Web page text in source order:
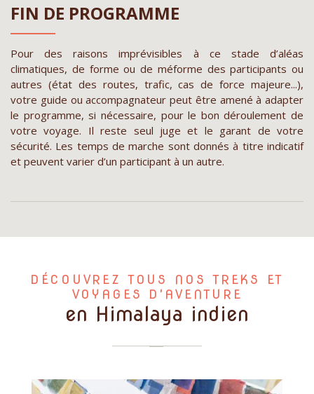
FIN DE PROGRAMME
Pour des raisons imprévisibles à ce stade d’aléas
climatiques, de forme ou de méforme des participants ou
autres (état des routes, trafic, cas de force majeure...),
votre guide ou accompagnateur peut être amené à adapter
le programme, si nécessaire, pour le bon déroulement de
votre voyage. Il reste seul juge et le garant de votre
sécurité. Les temps de marche sont donnés à titre indicatif
et peuvent varier d’un participant à un autre.
DÉCOUVREZ TOUS NOS TREKS ET
VOYAGES D'AVENTURE
en Himalaya indien